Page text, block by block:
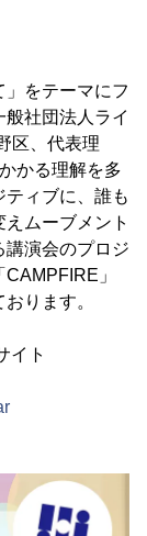
」をテーマにフ
社団法人ライ
区、代表理
かる理解を多
ティブに、誰も
ムーブメント
講演会のプロジ
」
ります。
イト